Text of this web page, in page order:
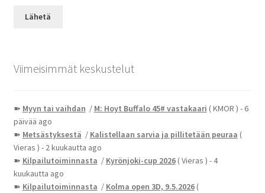
Viimeisimmät keskustelut
➽ Myyn tai vaihdan / M: Hoyt Buffalo 45# vastakaari ( KMOR ) - 6
päivää ago
➽ Metsästyksestä / Kalistellaan sarvia ja pillitetään peuraa (
Vieras ) - 2 kuukautta ago
➽ Kilpailutoiminnasta / Kyrönjoki-cup 2026( Vieras ) - 4
kuukautta ago
➽ Kilpailutoiminnasta / Kolma open 3D, 9.5.2026(